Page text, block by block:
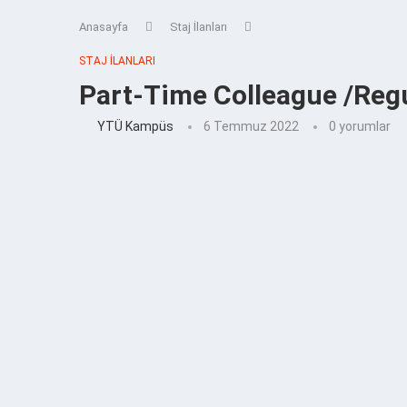
Anasayfa Staj İlanları
STAJ İLANLARI
Part-Time Colleague /
YTÜ Kampüs 6 Temmuz 2022 0 yorumlar